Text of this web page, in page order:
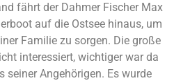
fährt der Dahmer Fischer Max
auf die Ostsee hinaus, um
Familie zu sorgen. Die große
interessiert, wichtiger war da
seiner Angehörigen. Es wurde